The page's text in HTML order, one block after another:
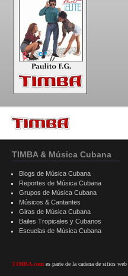
TIMBA & Música Cubana
Blogs de Música Cubana
Reportes de Música Cubana
Grupos de Música Cubana
Músicos & Cantantes
Giras de Música Cubana
Bailes Tropicales y Cubanos
Escuelas de Música Cubana
TIMBA.com es parte de la cadena de sitios web